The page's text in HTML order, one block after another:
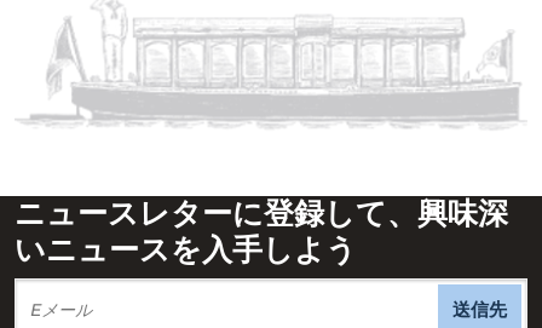
ニュースレターに登録して、興味深
いニュースを入手しよう
送信先